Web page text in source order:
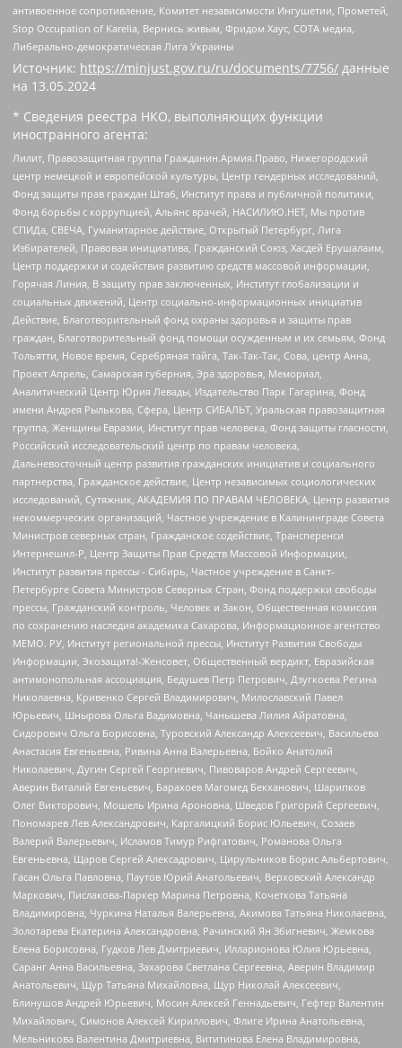
антивоенное сопротивление, Комитет независимости Ингушетии, Прометей,
Stop Occupation of Karelia, Вернись живым, Фридом Хаус, СОТА медиа,
Либерально-демократическая Лига Украины
Источник: https://minjust.gov.ru/ru/documents/7756/ данные
на 13.05.2024
* Сведения реестра НКО, выполняющих функции
иностранного агента:
Лилит, Правозащитная группа Гражданин.Армия.Право, Нижегородский
центр немецкой и европейской культуры, Центр гендерных исследований,
Фонд защиты прав граждан Штаб, Институт права и публичной политики,
Фонд борьбы с коррупцией, Альянс врачей, НАСИЛИЮ.НЕТ, Мы против
СПИДа, СВЕЧА, Гуманитарное действие, Открытый Петербург, Лига
Избирателей, Правовая инициатива, Гражданский Союз, Хасдей Ерушалаим,
Центр поддержки и содействия развитию средств массовой информации,
Горячая Линия, В защиту прав заключенных, Институт глобализации и
социальных движений, Центр социально-информационных инициатив
Действие, Благотворительный фонд охраны здоровья и защиты прав
граждан, Благотворительный фонд помощи осужденным и их семьям, Фонд
Тольятти, Новое время, Серебряная тайга, Так-Так-Так, Сова, центр Анна,
Проект Апрель, Самарская губерния, Эра здоровья, Мемориал,
Аналитический Центр Юрия Левады, Издательство Парк Гагарина, Фонд
имени Андрея Рылькова, Сфера, Центр СИБАЛЬТ, Уральская правозащитная
группа, Женщины Евразии, Институт прав человека, Фонд защиты гласности,
Российский исследовательский центр по правам человека,
Дальневосточный центр развития гражданских инициатив и социального
партнерства, Гражданское действие, Центр независимых социологических
исследований, Сутяжник, АКАДЕМИЯ ПО ПРАВАМ ЧЕЛОВЕКА, Центр развития
некоммерческих организаций, Частное учреждение в Калининграде Совета
Министров северных стран, Гражданское содействие, Трансперенси
Интернешнл-Р, Центр Защиты Прав Средств Массовой Информации,
Институт развития прессы - Сибирь, Частное учреждение в Санкт-
Петербурге Совета Министров Северных Стран, Фонд поддержки свободы
прессы, Гражданский контроль, Человек и Закон, Общественная комиссия
по сохранению наследия академика Сахарова, Информационное агентство
МЕМО. РУ, Институт региональной прессы, Институт Развития Свободы
Информации, Экозащита!-Женсовет, Общественный вердикт, Евразийская
антимонопольная ассоциация, Бедушев Петр Петрович, Дзугкоева Регина
Николаевна, Кривенко Сергей Владимирович, Милославский Павел
Юрьевич, Шнырова Ольга Вадимовна, Чанышева Лилия Айратовна,
Сидорович Ольга Борисовна, Туровский Александр Алексеевич, Васильева
Анастасия Евгеньевна, Ривина Анна Валерьевна, Бойко Анатолий
Николаевич, Дугин Сергей Георгиевич, Пивоваров Андрей Сергеевич,
Аверин Виталий Евгеньевич, Барахоев Магомед Бекханович, Шарипков
Олег Викторович, Мошель Ирина Ароновна, Шведов Григорий Сергеевич,
Пономарев Лев Александрович, Каргалицкий Борис Юльевич, Созаев
Валерий Валерьевич, Исламов Тимур Рифгатович, Романова Ольга
Евгеньевна, Щаров Сергей Алексадрович, Цирульников Борис Альбертович,
Гасан Ольга Павловна, Паутов Юрий Анатольевич, Верховский Александр
Маркович, Пислакова-Паркер Марина Петровна, Кочеткова Татьяна
Владимировна, Чуркина Наталья Валерьевна, Акимова Татьяна Николаевна,
Золотарева Екатерина Александровна, Рачинский Ян Збигневич, Жемкова
Елена Борисовна, Гудков Лев Дмитриевич, Илларионова Юлия Юрьевна,
Саранг Анна Васильевна, Захарова Светлана Сергеевна, Аверин Владимир
Анатольевич, Щур Татьяна Михайловна, Щур Николай Алексеевич,
Блинушов Андрей Юрьевич, Мосин Алексей Геннадьевич, Гефтер Валентин
Михайлович, Симонов Алексей Кириллович, Флиге Ирина Анатольевна,
Мельникова Валентина Дмитриевна, Вититинова Елена Владимировна,